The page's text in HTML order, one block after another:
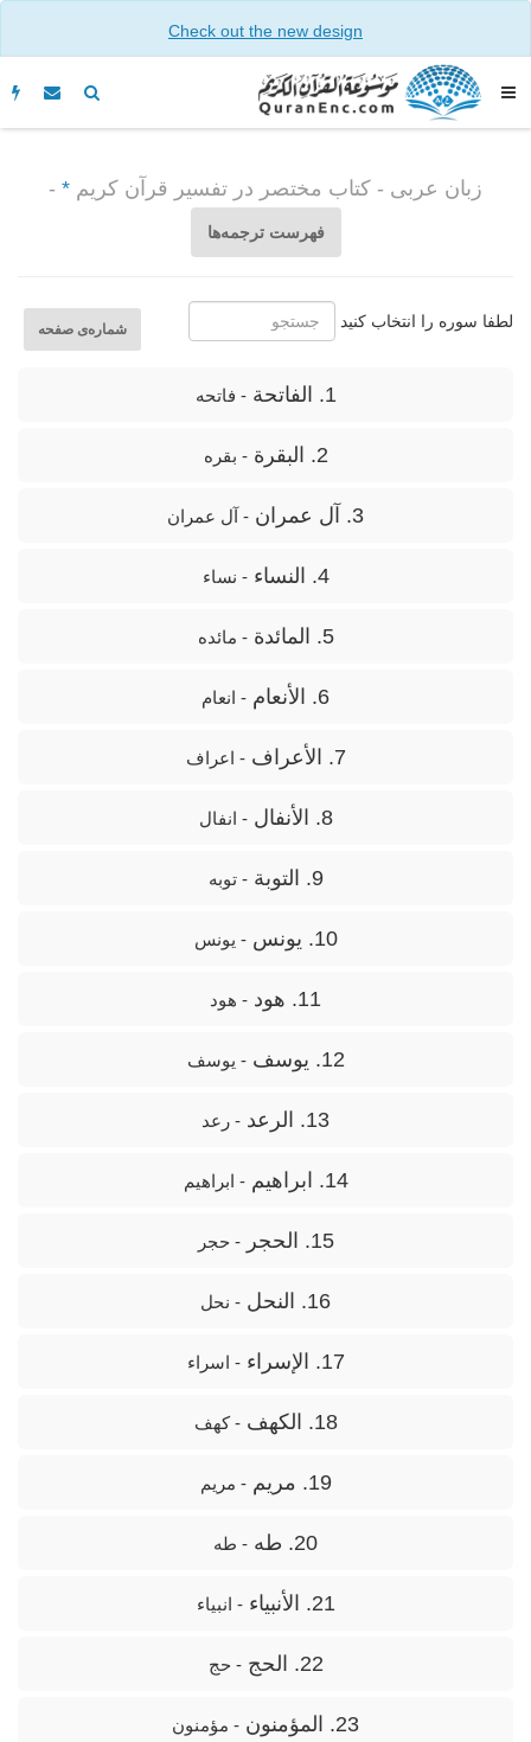
Check out the new design
زبان عربى - كتاب مختصر در تفسير قرآن كريم *
-
فهرست ترجمه‌ها
لطفا سوره را انتخاب کنید شماره‌ى صفحه
1. الفاتحة - فاتحه
2. البقرة - بقره
3. آل عمران - آل عمران
4. النساء - نساء
5. المائدة - مائده
6. الأنعام - انعام
7. الأعراف - اعراف
8. الأنفال - انفال
9. التوبة - توبه
10. يونس - یونس
11. هود - هود
12. يوسف - یوسف
13. الرعد - رعد
14. ابراهيم - ابراهیم
15. الحجر - حجر
16. النحل - نحل
17. الإسراء - اسراء
18. الكهف - کهف
19. مريم - مریم
20. طه - طه
21. الأنبياء - انبیاء
22. الحج - حج
23. المؤمنون - مؤمنون